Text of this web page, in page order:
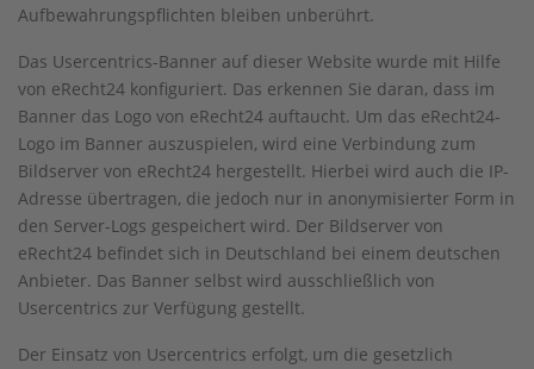
Aufbewahrungspflichten bleiben unberührt.
Das Usercentrics-Banner auf dieser Website wurde mit Hilfe
von eRecht24 konfiguriert. Das erkennen Sie daran, dass im
Banner das Logo von eRecht24 auftaucht. Um das eRecht24-
Logo im Banner auszuspielen, wird eine Verbindung zum
Bildserver von eRecht24 hergestellt. Hierbei wird auch die IP-
Adresse übertragen, die jedoch nur in anonymisierter Form in
den Server-Logs gespeichert wird. Der Bildserver von
eRecht24 befindet sich in Deutschland bei einem deutschen
Anbieter. Das Banner selbst wird ausschließlich von
Usercentrics zur Verfügung gestellt.
Der Einsatz von Usercentrics erfolgt, um die gesetzlich